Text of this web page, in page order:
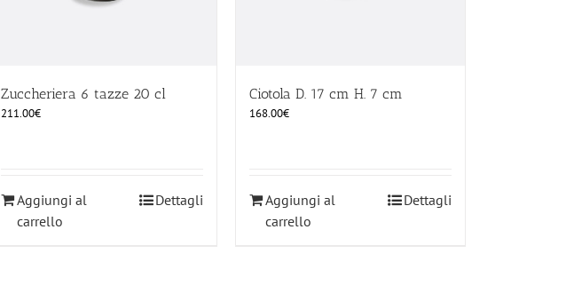
Zuccheriera 6 tazze 20 cl
211.00€
Aggiungi al
carrello
Dettagli
Ciotola D. 17 cm H. 7 cm
168.00€
Aggiungi al
carrello
Dettagli